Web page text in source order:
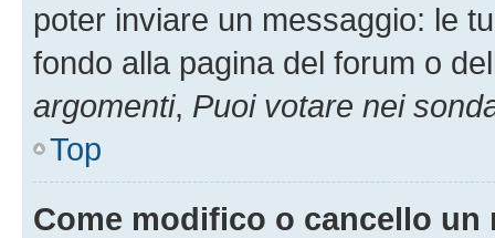
poter inviare un messaggio: le
fondo alla pagina del forum o
argomenti, Puoi votare nei
Top
Come modifico o cancello un